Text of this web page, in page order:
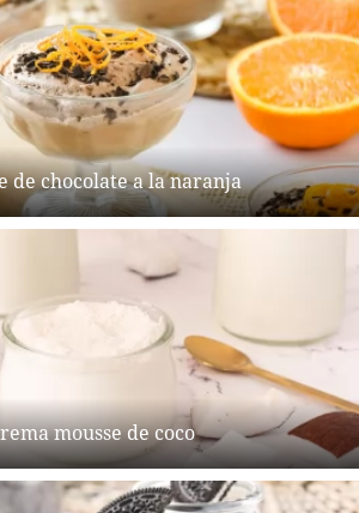
de chocolate a la naranja
mousse de coco